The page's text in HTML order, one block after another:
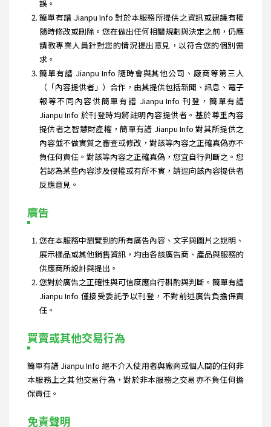
誤。
簡單有譜 Jianpu Info 對於本服務所提供之資訊或建議有權
隨時修改或刪除。您在做出任何相關規劃與決定之前，仍應
請教專業人員針對您的情況提出意見，以符合您的個別需
求。
簡單有譜 Jianpu Info 隨時會與其他公司、廠商等第三人
（「內容提供者」）合作，由其提供包括新聞、訊息、電子
報等不同內容供簡單有譜 Jianpu Info 刊登，簡單有譜
Jianpu Info 於刊登時均將註明內容提供者。基於尊重內容
提供者之智慧財產權，簡單有譜 Jianpu Info 對其所提供之
內容並不做實質之審查或修改，對該等內容之正確真偽亦不
負任何責任。對該等內容之正確真偽，您宜自行判斷之。您
若認為某些內容涉及侵權或有所不實，請逕向該內容提供者
反應意見。
廣告
您在本服務中瀏覽到的所有廣告內容、文字與圖片之說明、
展示樣品或其他銷售資訊，均由各該廣告商、產品與服務的
供應商所設計與提出。
您對於廣告之正確性與可信度應自行斟酌與判斷。簡單有譜
Jianpu Info 僅接受委託予以刊登，不對前述廣告負擔保責
任。
買賣或其他交易行為
簡單有譜 Jianpu Info 絕不介入使用者與廠商或個人間的任何非
本服務上之其他交易行為，對於非本服務之交易亦不負任何擔
保責任。
免責聲明